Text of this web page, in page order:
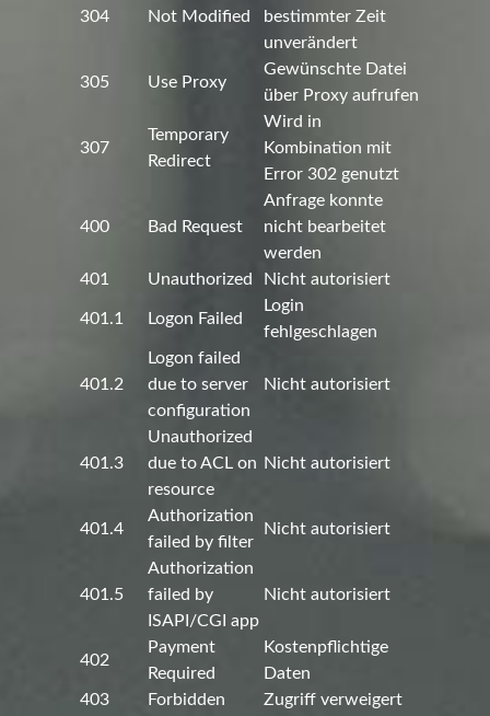
304 Not Modified
bestimmter Zeit
unverändert
305 Use Proxy
Gewünschte Datei
über Proxy aufrufen
307
Temporary
Redirect
Wird in
Kombination mit
Error 302 genutzt
400 Bad Request
Anfrage konnte
nicht bearbeitet
werden
401
Unauthorized Nicht autorisiert
401.1 Logon Failed
Login
fehlgeschlagen
401.2
Logon failed
due to server
configuration
Nicht autorisiert
401.3
Unauthorized
due to ACL on
resource
Nicht autorisiert
401.4
Authorization
failed by filter
Nicht autorisiert
401.5
Authorization
failed by
ISAPI/CGI app
Nicht autorisiert
402
Payment
Required
Kostenpflichtige
Daten
403
Forbidden Zugriff verweigert